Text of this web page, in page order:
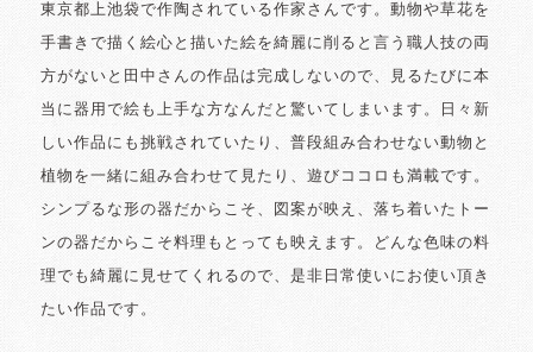
東京都上池袋で作陶されている作家さんです。動物や草花を
手書きで描く絵心と描いた絵を綺麗に削ると言う職人技の両
方がないと田中さんの作品は完成しないので、見るたびに本
当に器用で絵も上手な方なんだと驚いてしまいます。日々新
しい作品にも挑戦されていたり、普段組み合わせない動物と
植物を一緒に組み合わせて見たり、遊びココロも満載です。
シンプるな形の器だからこそ、図案が映え、落ち着いたトー
ンの器だからこそ料理もとっても映えます。どんな色味の料
理でも綺麗に見せてくれるので、是非日常使いにお使い頂き
たい作品です。